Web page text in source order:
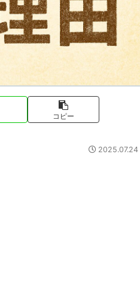
コピー
2025.07.24